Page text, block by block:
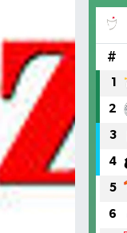
#
1
2
3
4
5
6